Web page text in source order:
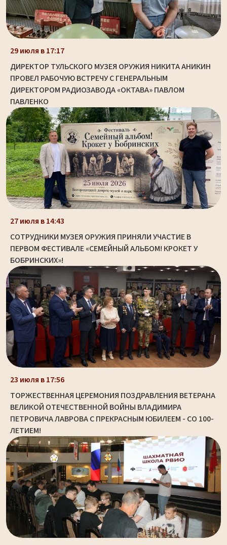
29 июля в 17:17
ДИРЕКТОР ТУЛЬСКОГО МУЗЕЯ ОРУЖИЯ НИКИТА АНИКИН
ПРОВЕЛ РАБОЧУЮ ВСТРЕЧУ С ГЕНЕРАЛЬНЫМ
ДИРЕКТОРОМ РАДИОЗАВОДА «ОКТАВА» ПАВЛОМ
ПАВЛЕНКО
27 июля в 14:43
СОТРУДНИКИ МУЗЕЯ ОРУЖИЯ ПРИНЯЛИ УЧАСТИЕ В
ПЕРВОМ ФЕСТИВАЛЕ «СЕМЕЙНЫЙ АЛЬБОМ! КРОКЕТ У
БОБРИНСКИХ»!
23 июля в 17:56
ТОРЖЕСТВЕННАЯ ЦЕРЕМОНИЯ ПОЗДРАВЛЕНИЯ ВЕТЕРАНА
ВЕЛИКОЙ ОТЕЧЕСТВЕННОЙ ВОЙНЫ ВЛАДИМИРА
ПЕТРОВИЧА ЛАВРОВА С ПРЕКРАСНЫМ ЮБИЛЕЕМ - СО 100-
ЛЕТИЕМ!